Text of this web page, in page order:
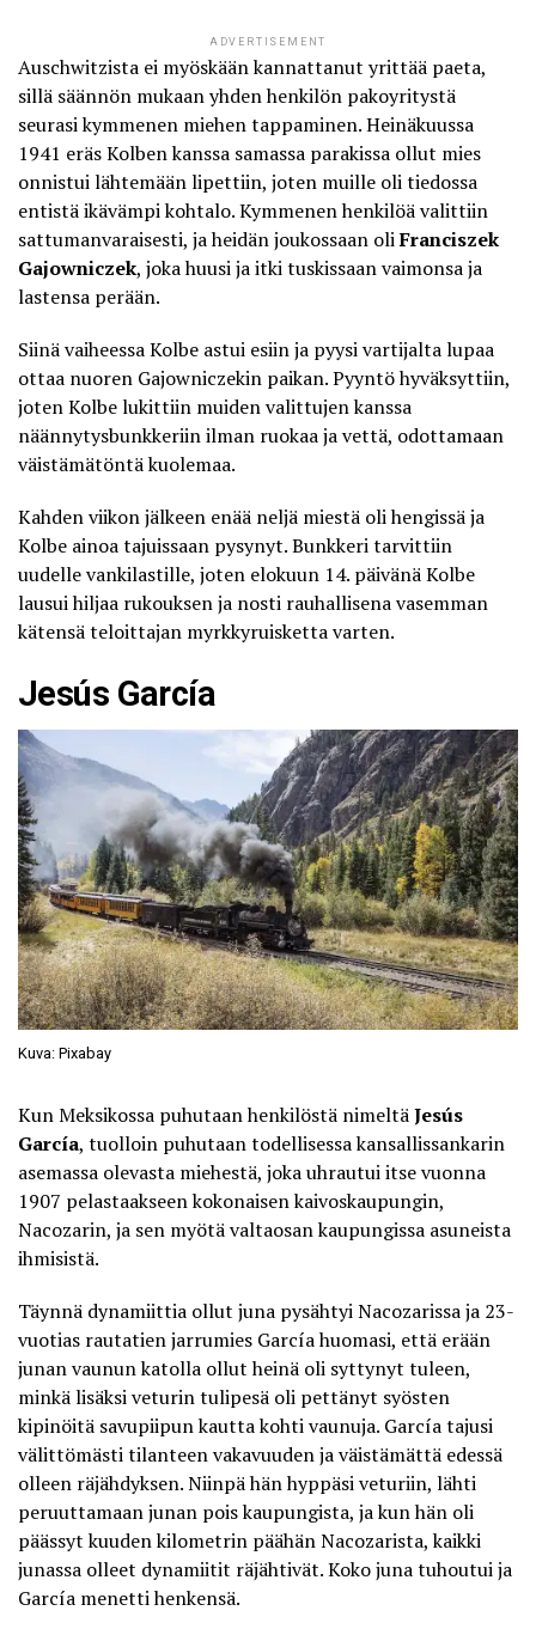
ADVERTISEMENT
Auschwitzista ei myöskään kannattanut yrittää paeta,
sillä säännön mukaan yhden henkilön pakoyritystä
seurasi kymmenen miehen tappaminen. Heinäkuussa
1941 eräs Kolben kanssa samassa parakissa ollut mies
onnistui lähtemään lipettiin, joten muille oli tiedossa
entistä ikävämpi kohtalo. Kymmenen henkilöä valittiin
sattumanvaraisesti, ja heidän joukossaan oliFranciszek
Gajowniczek, joka huusi ja itki tuskissaan vaimonsa ja
lastensa perään.
Siinä vaiheessa Kolbe astui esiin ja pyysi vartijalta lupaa
ottaa nuoren Gajowniczekin paikan. Pyyntö hyväksyttiin,
joten Kolbe lukittiin muiden valittujen kanssa
näännytysbunkkeriin ilman ruokaa ja vettä, odottamaan
väistämätöntä kuolemaa.
Kahden viikon jälkeen enää neljä miestä oli hengissä ja
Kolbe ainoa tajuissaan pysynyt. Bunkkeri tarvittiin
uudelle vankilastille, joten elokuun 14. päivänä Kolbe
lausui hiljaa rukouksen ja nosti rauhallisena vasemman
kätensä teloittajan myrkkyruisketta varten.
Jesús García
Kuva: Pixabay
Kun Meksikossa puhutaan henkilöstä nimeltäJesús
García, tuolloin puhutaan todellisessa kansallissankarin
asemassa olevasta miehestä, joka uhrautui itse vuonna
1907 pelastaakseen kokonaisen kaivoskaupungin,
Nacozarin, ja sen myötä valtaosan kaupungissa asuneista
ihmisistä.
Täynnä dynamiittia ollut juna pysähtyi Nacozarissa ja 23-
vuotias rautatien jarrumies García huomasi, että erään
junan vaunun katolla ollut heinä oli syttynyt tuleen,
minkä lisäksi veturin tulipesä oli pettänyt syösten
kipinöitä savupiipun kautta kohti vaunuja. García tajusi
välittömästi tilanteen vakavuuden ja väistämättä edessä
olleen räjähdyksen. Niinpä hän hyppäsi veturiin, lähti
peruuttamaan junan pois kaupungista, ja kun hän oli
päässyt kuuden kilometrin päähän Nacozarista, kaikki
junassa olleet dynamiitit räjähtivät. Koko juna tuhoutui ja
García menetti henkensä.